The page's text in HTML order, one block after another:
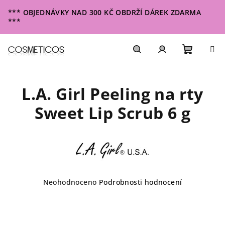
na
obsah
*** OBJEDNÁVKY NAD 300 KČ OBDRŽÍ DÁREK ZDARMA
***
košík
L.A. Girl Peeling na rty
Sweet Lip Scrub 6 g
Průměrné
Neohodnoceno Podrobnosti hodnocení